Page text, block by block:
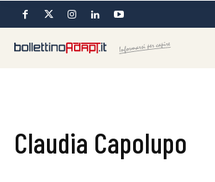
Claudia Capolupo